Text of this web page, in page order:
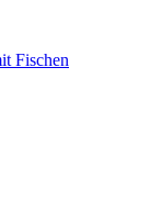
Fischen